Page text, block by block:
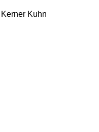
Kerner Kuhn